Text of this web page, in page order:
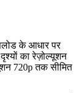
के आधार पर
का रेज़ोल्यूशन
720p तक सीमित